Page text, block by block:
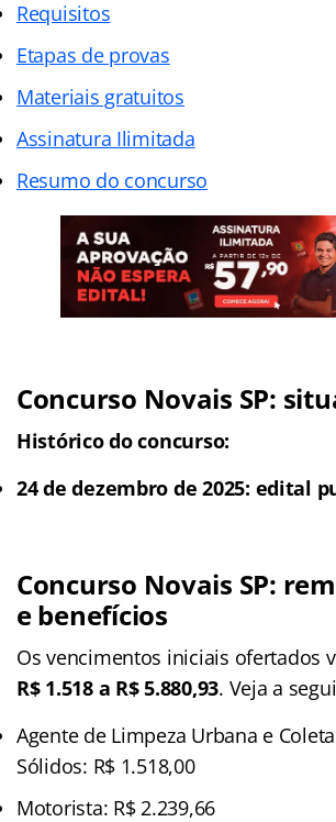
Requisitos
Etapas de provas
Materiais gratuitos
Assinatura Ilimitada
Resumo do concurso
Concurso Novais SP:
Histórico do concurso:
24 de dezembro de 2025: edital
Concurso Novais SP:
e benefícios
Os vencimentos iniciais ofertados
R$ 1.518 a R$ 5.880,93. Veja a
Agente de Limpeza Urbana e
Sólidos: R$ 1.518,00
Motorista: R$ 2.239,66